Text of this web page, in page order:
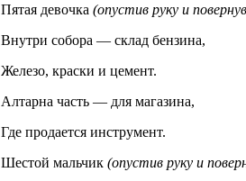
Пятая девочка (опустив руку и
Внутри собора — склад бензина,
Железо, краски и цемент.
Алтарна часть — для магазина,
Где продается инструмент.
Шестой мальчик (опустив руку и